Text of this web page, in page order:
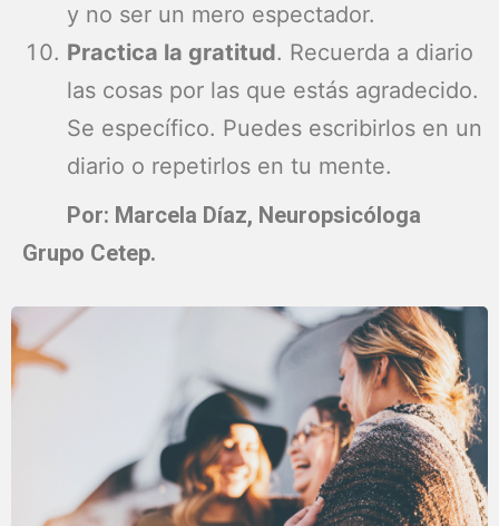
y no ser un mero espectador.
Practica la gratitud. Recuerda a diario
las cosas por las que estás agradecido.
Se específico. Puedes escribirlos en un
diario o repetirlos en tu mente.
Por: Marcela Díaz, Neuropsicóloga
Grupo Cetep.